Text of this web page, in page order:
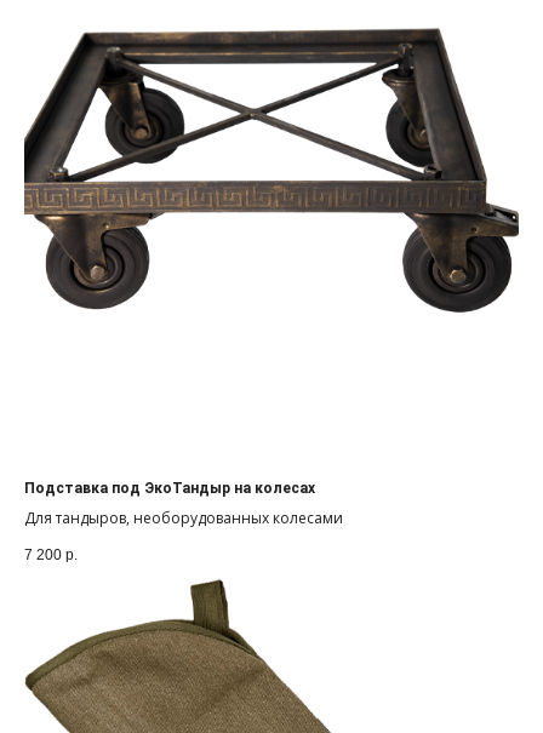
Подставка под ЭкоТандыр на колесах
Для тандыров, необорудованных колесами
7 200 р.